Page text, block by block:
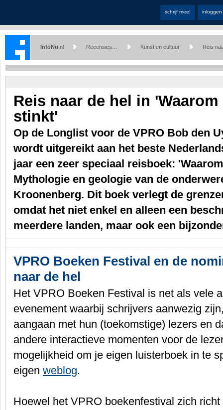
InfoNu .nl Recensies… Kunst en cultuur Reis
Reis naar de hel in
stinkt'
Op de Longlist voor de VPRO Bob den
wordt uitgereikt aan het beste
jaar een zeer speciaal reisboek:
Mythologie en geologie van de
Kroonenberg. Dit boek verlegt de
omdat het niet enkel en alleen een
meerdere landen, maar ook een
VPRO Boeken Festival en de
naar de hel
Het VPRO Boeken Festival is net als vele
evenement waarbij schrijvers aanwezig
aangaan met hun (toekomstige) lezers en
andere interactieve momenten voor de
mogelijkheid om je eigen luisterboek in te
eigen weblog.
Hoewel het VPRO boekenfestival zich
inloggen
schrijf mee!